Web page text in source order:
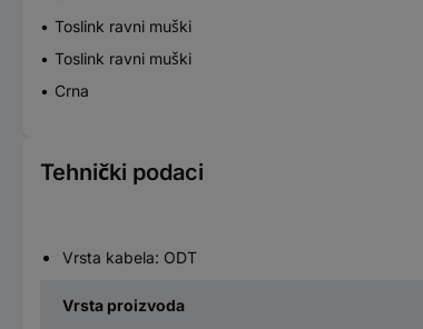
Toslink ravni muški
Toslink ravni muški
Crna
Tehnički podaci
Vrsta kabela: ODT
Vrsta proizvoda